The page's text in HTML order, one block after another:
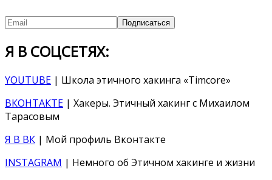
Я В СОЦСЕТЯХ:
YOUTUBE | Школа этичного хакинга «Timcore»
ВКОНТАКТЕ | Хакеры. Этичный хакинг с Михаилом
Тарасовым
Я В ВК | Мой профиль Вконтакте
INSTAGRAM | Немного об Этичном хакинге и жизни